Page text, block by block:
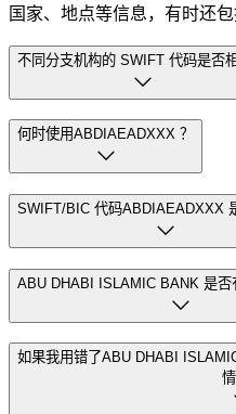
国家、地点等信息，有时还包
不同分支机构的 SWIFT 代码是否相
何时使用ABDIAEADXXX ？
SWIFT/BIC 代码ABDIAEADXXX
ABU DHABI ISLAMIC BANK 是否
如果我用错了ABU DHABI
情